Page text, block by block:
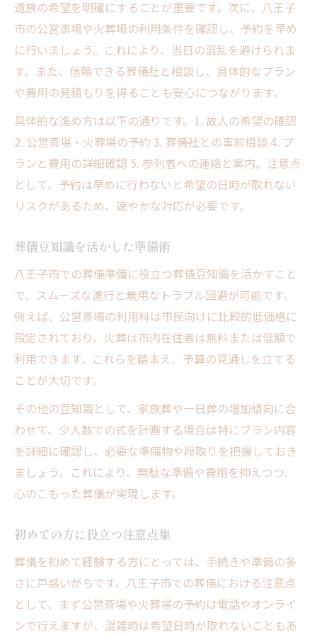
予算内で選ぶ準備のコツまとめ
八王子市で使える支援制度
遺族の希望を明確にすることが重要です。次に、八王子
市の公営斎場や火葬場の利用条件を確認し、予約を早め
に行いましょう。これにより、当日の混乱を避けられま
す。また、信頼できる葬儀社と相談し、具体的なプラン
や費用の見積もりを得ることも安心につながります。
具体的な進め方は以下の通りです。1. 故人の希望の確認
2. 公営斎場・火葬場の予約 3. 葬儀社との事前相談 4. プ
ランと費用の詳細確認 5. 参列者への連絡と案内。注意点
として、予約は早めに行わないと希望の日時が取れない
リスクがあるため、速やかな対応が必要です。
葬儀豆知識を活かした準備術
八王子市での葬儀準備に役立つ葬儀豆知識を活かすこと
で、スムーズな進行と無用なトラブル回避が可能です。
例えば、公営斎場の利用料は市民向けに比較的低価格に
設定されており、火葬は市内在住者は無料または低額で
利用できます。これらを踏まえ、予算の見通しを立てる
ことが大切です。
その他の豆知識として、家族葬や一日葬の増加傾向に合
わせて、少人数での式を計画する場合は特にプラン内容
を詳細に確認し、必要な準備物や段取りを把握しておき
ましょう。これにより、無駄な準備や費用を抑えつつ、
心のこもった葬儀が実現します。
初めての方に役立つ注意点集
葬儀を初めて経験する方にとっては、手続きや準備の多
さに戸惑いがちです。八王子市での葬儀における注意点
として、まず公営斎場や火葬場の予約は電話やオンライ
ンで行えますが、混雑時は希望日時が取れないこともあ